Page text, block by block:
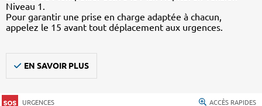
Niveau 1.
Pour garantir une prise en charge adaptée à chacun,
appelez le 15 avant tout déplacement aux urgences.
EN SAVOIR PLUS
URGENCES ACCÈS RAPIDES